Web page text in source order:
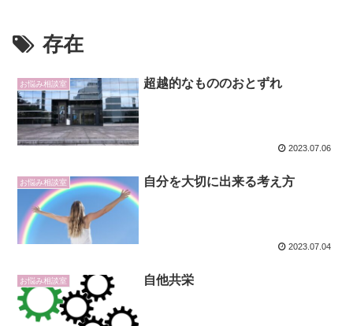
存在
お悩み相談室 超越的なもののおとずれ
2023.07.06
お悩み相談室 自分を大切に出来る考え方
2023.07.04
お悩み相談室 自他共栄